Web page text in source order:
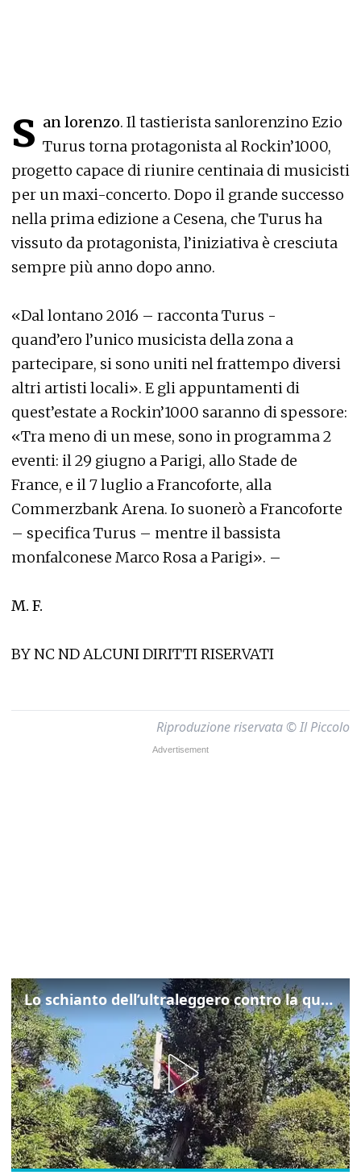
s an lorenzo. Il tastierista sanlorenzino Ezio
Turus torna protagonista al Rockin’1000,
progetto capace di riunire centinaia di musicisti
per un maxi-concerto. Dopo il grande successo
nella prima edizione a Cesena, che Turus ha
vissuto da protagonista, l’iniziativa è cresciuta
sempre più anno dopo anno.
«Dal lontano 2016 – racconta Turus -
quand’ero l’unico musicista della zona a
partecipare, si sono uniti nel frattempo diversi
altri artisti locali». E gli appuntamenti di
quest’estate a Rockin’1000 saranno di spessore:
«Tra meno di un mese, sono in programma 2
eventi: il 29 giugno a Parigi, allo Stade de
France, e il 7 luglio a Francoforte, alla
Commerzbank Arena. Io suonerò a Francoforte
– specifica Turus – mentre il bassista
monfalconese Marco Rosa a Parigi». –
M. F.
BY NC ND ALCUNI DIRITTI RISERVATI
Riproduzione riservata © Il Piccolo
Lo schianto dell’ultraleggero contro la quercia: cosa è successo a Rivarotta